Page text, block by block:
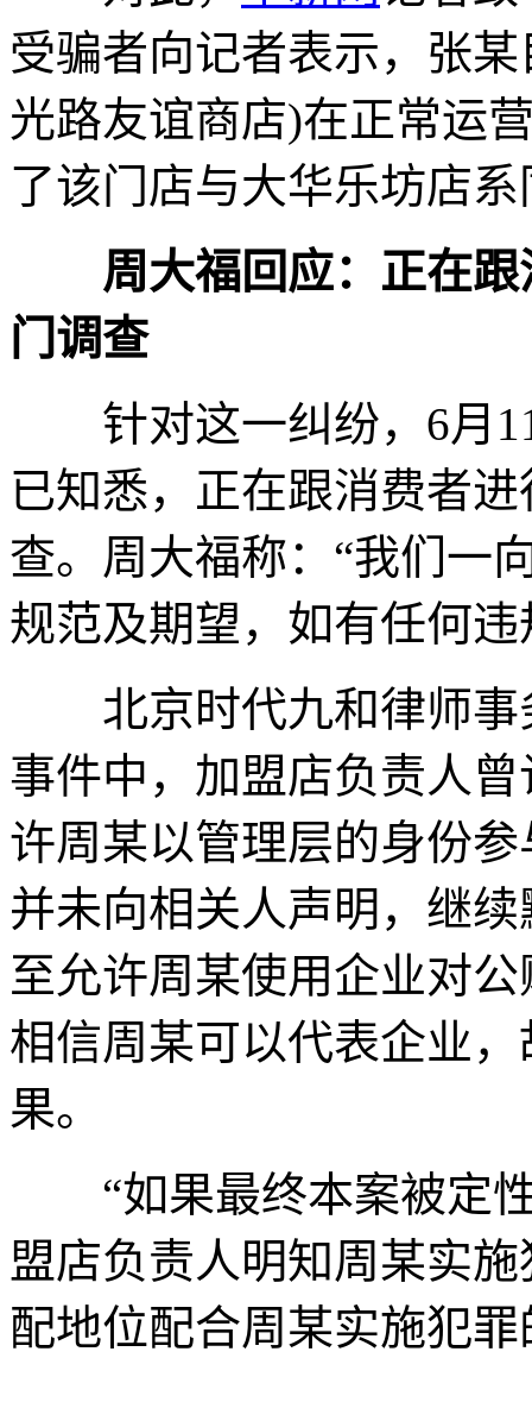
受骗者向记者表示，张
光路友谊商店)在正常运
了该门店与大华乐坊店
周大福回应：正在
门调查
针对这一纠纷，6月11
已知悉，正在跟消费者
查。周大福称：“我们一
规范及期望，如有任何
北京时代九和律师事
事件中，加盟店负责人
许周某以管理层的身份
并未向相关人声明，继
至允许周某使用企业对
相信周某可以代表企业
果。
“如果最终本案被定性
盟店负责人明知周某实
配地位配合周某实施犯